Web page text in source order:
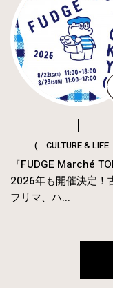
( CULTURE &
『FUDGE Marché
2026年も開催決定！
フリマ、ハ...